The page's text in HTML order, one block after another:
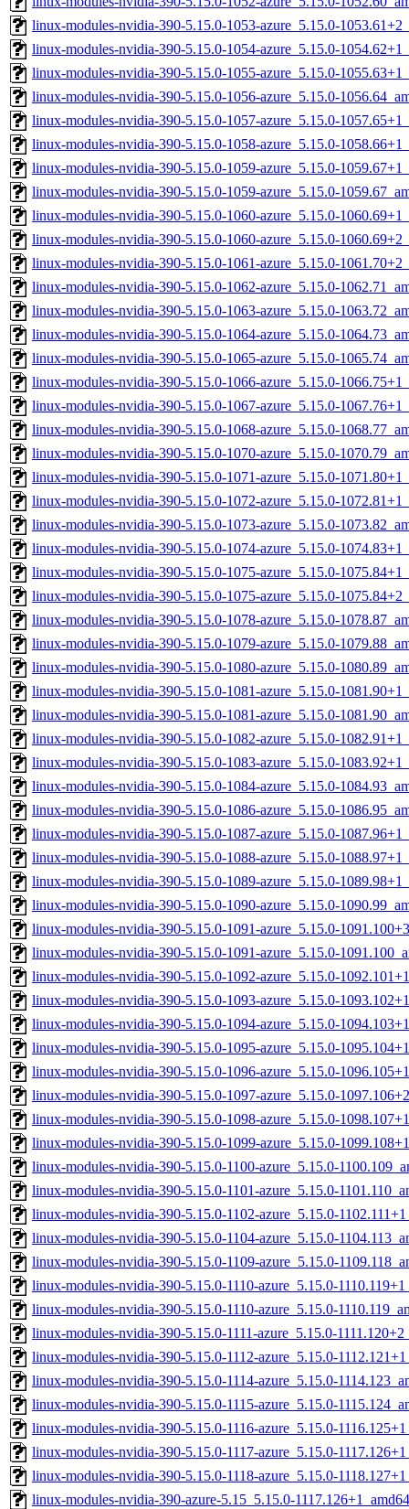
linux-modules-nvidia-390-5.15.0-1053-azure_5.15.0-
linux-modules-nvidia-390-5.15.0-1054-azure_5.15.0-
linux-modules-nvidia-390-5.15.0-1055-azure_5.15.0-
linux-modules-nvidia-390-5.15.0-1056-azure_5.15.0-
linux-modules-nvidia-390-5.15.0-1057-azure_5.15.0-
linux-modules-nvidia-390-5.15.0-1058-azure_5.15.0-
linux-modules-nvidia-390-5.15.0-1059-azure_5.15.0-
linux-modules-nvidia-390-5.15.0-1059-azure_5.15.0-
linux-modules-nvidia-390-5.15.0-1060-azure_5.15.0-
linux-modules-nvidia-390-5.15.0-1060-azure_5.15.0-
linux-modules-nvidia-390-5.15.0-1061-azure_5.15.0-
linux-modules-nvidia-390-5.15.0-1062-azure_5.15.0-
linux-modules-nvidia-390-5.15.0-1063-azure_5.15.0-
linux-modules-nvidia-390-5.15.0-1064-azure_5.15.0-
linux-modules-nvidia-390-5.15.0-1065-azure_5.15.0-
linux-modules-nvidia-390-5.15.0-1066-azure_5.15.0-
linux-modules-nvidia-390-5.15.0-1067-azure_5.15.0-
linux-modules-nvidia-390-5.15.0-1068-azure_5.15.0-
linux-modules-nvidia-390-5.15.0-1070-azure_5.15.0-
linux-modules-nvidia-390-5.15.0-1071-azure_5.15.0-
linux-modules-nvidia-390-5.15.0-1072-azure_5.15.0-
linux-modules-nvidia-390-5.15.0-1073-azure_5.15.0-
linux-modules-nvidia-390-5.15.0-1074-azure_5.15.0-
linux-modules-nvidia-390-5.15.0-1075-azure_5.15.0-
linux-modules-nvidia-390-5.15.0-1075-azure_5.15.0-
linux-modules-nvidia-390-5.15.0-1078-azure_5.15.0-
linux-modules-nvidia-390-5.15.0-1079-azure_5.15.0-
linux-modules-nvidia-390-5.15.0-1080-azure_5.15.0-
linux-modules-nvidia-390-5.15.0-1081-azure_5.15.0-
linux-modules-nvidia-390-5.15.0-1081-azure_5.15.0-
linux-modules-nvidia-390-5.15.0-1082-azure_5.15.0-
linux-modules-nvidia-390-5.15.0-1083-azure_5.15.0-
linux-modules-nvidia-390-5.15.0-1084-azure_5.15.0-
linux-modules-nvidia-390-5.15.0-1086-azure_5.15.0-
linux-modules-nvidia-390-5.15.0-1087-azure_5.15.0-
linux-modules-nvidia-390-5.15.0-1088-azure_5.15.0-
linux-modules-nvidia-390-5.15.0-1089-azure_5.15.0-
linux-modules-nvidia-390-5.15.0-1090-azure_5.15.0-
linux-modules-nvidia-390-5.15.0-1091-azure_5.15.0-
linux-modules-nvidia-390-5.15.0-1091-azure_5.15.0-
linux-modules-nvidia-390-5.15.0-1092-azure_5.15.0-
linux-modules-nvidia-390-5.15.0-1093-azure_5.15.0-
linux-modules-nvidia-390-5.15.0-1094-azure_5.15.0-
linux-modules-nvidia-390-5.15.0-1095-azure_5.15.0-
linux-modules-nvidia-390-5.15.0-1096-azure_5.15.0-
linux-modules-nvidia-390-5.15.0-1097-azure_5.15.0-
linux-modules-nvidia-390-5.15.0-1098-azure_5.15.0-
linux-modules-nvidia-390-5.15.0-1099-azure_5.15.0-
linux-modules-nvidia-390-5.15.0-1100-azure_5.15.0-
linux-modules-nvidia-390-5.15.0-1101-azure_5.15.0-
linux-modules-nvidia-390-5.15.0-1102-azure_5.15.0-
linux-modules-nvidia-390-5.15.0-1104-azure_5.15.0-
linux-modules-nvidia-390-5.15.0-1109-azure_5.15.0-
linux-modules-nvidia-390-5.15.0-1110-azure_5.15.0-
linux-modules-nvidia-390-5.15.0-1110-azure_5.15.0-
linux-modules-nvidia-390-5.15.0-1111-azure_5.15.0-
linux-modules-nvidia-390-5.15.0-1112-azure_5.15.0-
linux-modules-nvidia-390-5.15.0-1114-azure_5.15.0-
linux-modules-nvidia-390-5.15.0-1115-azure_5.15.0-
linux-modules-nvidia-390-5.15.0-1116-azure_5.15.0-
linux-modules-nvidia-390-5.15.0-1117-azure_5.15.0-
linux-modules-nvidia-390-5.15.0-1118-azure_5.15.0-
linux-modules-nvidia-390-azure-5.15_5.15.0-